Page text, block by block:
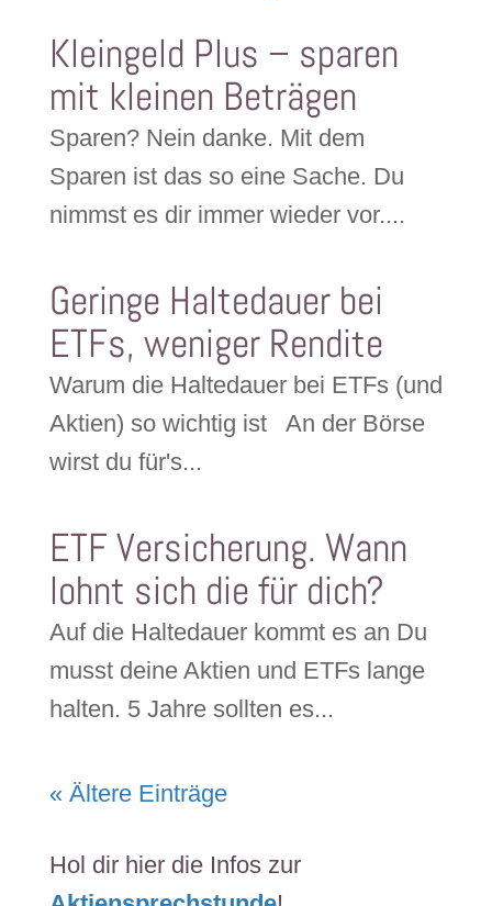
Kleingeld Plus – sparen
mit kleinen Beträgen
Sparen? Nein danke. Mit dem
Sparen ist das so eine Sache. Du
nimmst es dir immer wieder vor....
Geringe Haltedauer bei
ETFs, weniger Rendite
Warum die Haltedauer bei ETFs (und
Aktien) so wichtig ist An der Börse
wirst du für's...
ETF Versicherung. Wann
lohnt sich die für dich?
Auf die Haltedauer kommt es an Du
musst deine Aktien und ETFs lange
halten. 5 Jahre sollten es...
« Ältere Einträge
Hol dir hier die Infos zur